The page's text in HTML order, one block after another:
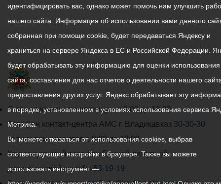
График
работы
администрации
местного
самоуправления
С понедельника по пятницу – с 9.00 до 18.00
Телефон контакт-центра АМС г. Владикавказ 30-30-30
звонки принимаются с 9:00 до 18:00
Круглосуточный телефон Единой дежурной
диспетчерской службы53-19-19
идентифицировать вас, однако может помочь нам улучшить
нашего сайта. Информация об использовании вами данного
собранная при помощи cookie, будет передаваться Яндексу и
храниться на сервере Яндекса в ЕС и Российской Федерации.
будет обрабатывать эту информацию для оценки
сайта, составления для нас отчетов о деятельности нашего
предоставления других услуг. Яндекс обрабатывает эту
в порядке, установленном в условиях использования сервиса
Метрика.
Вы можете отказаться от использования cookies, выбрав
соответствующие настройки в браузере. Также вы можете
использовать инструмент —